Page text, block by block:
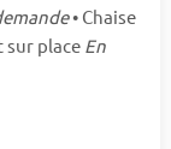
• Chaise
sur place En